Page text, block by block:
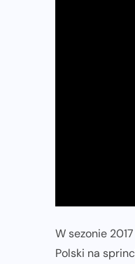
W sezonie
Polski na